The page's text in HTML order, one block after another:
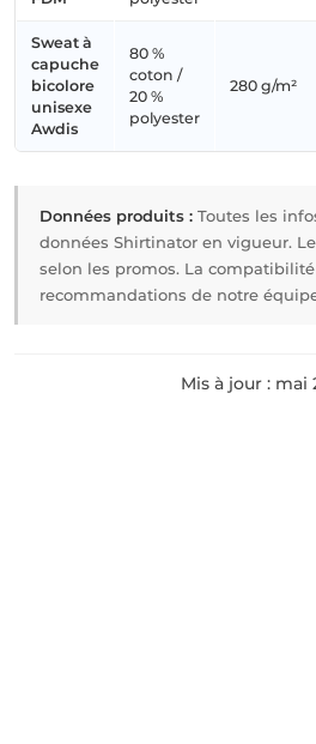
Sweat à
capuche
bicolore
unisexe
Awdis
80 %
coton /
20 %
polyester
280 g/m²
Données produits : Toutes les
données Shirtinator en vigueur.
selon les promos. La
recommandations de notre
Mis à jour : mai